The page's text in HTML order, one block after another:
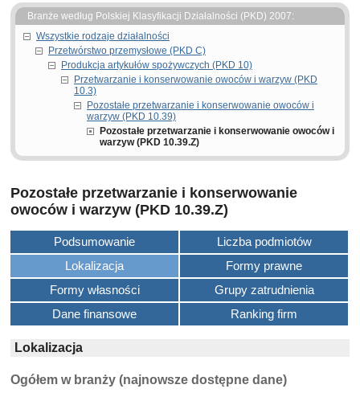
Branże według Polskiej Klasyfikacji Działalności (PKD) 2007:
Wszystkie rodzaje działalności
Przetwórstwo przemysłowe (PKD C)
Produkcja artykułów spożywczych (PKD 10)
Przetwarzanie i konserwowanie owoców i warzyw (PKD
10.3)
Pozostałe przetwarzanie i konserwowanie owoców i
warzyw (PKD 10.39)
Pozostałe przetwarzanie i konserwowanie owoców i
warzyw (PKD 10.39.Z)
Pozostałe przetwarzanie i konserwowanie
owoców i warzyw (PKD 10.39.Z)
Podsumowanie
Liczba podmiotów
Lokalizacja
Formy prawne
Formy własności
Grupy zatrudnienia
Dane finansowe
Ranking firm
Lokalizacja
Ogółem w branży (najnowsze dostępne dane)